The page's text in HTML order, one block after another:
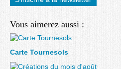
Vous aimerez aussi :
Carte Tournesols